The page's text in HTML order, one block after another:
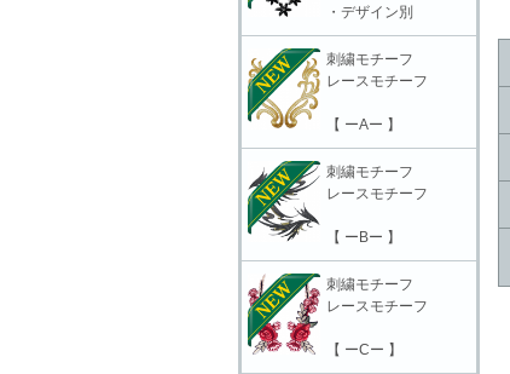
・デザイン別
刺繍モチーフ
レースモチーフ
【 ーAー 】
刺繍モチーフ
レースモチーフ
【 ーBー 】
刺繍モチーフ
レースモチーフ
【 ーCー 】